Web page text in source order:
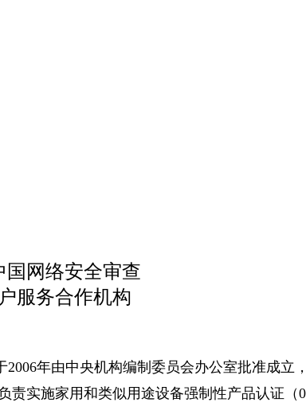
网络安全审查
服务合作机构
年由中央机构编制委员会办公室批准成立
实施家用和类似用途设备强制性产品认证（